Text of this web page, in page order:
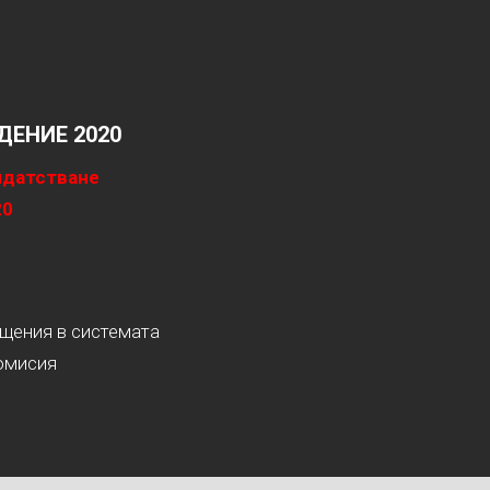
2020
в системата